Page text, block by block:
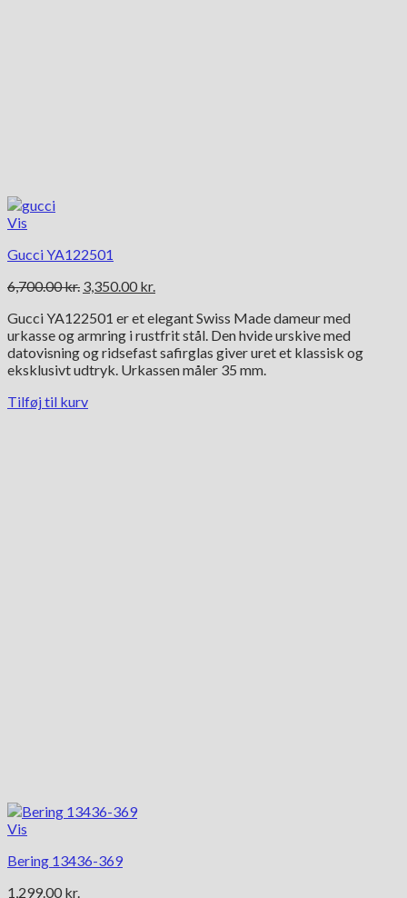
Vis
Gucci YA122501
6,700.00kr. Den
pris
var:
6,700.00 kr..
3,350.00 kr.
pris
er:
3,350.00 kr..
Gucci YA122501 er et elegant Swiss Made dameur med
urkasse og armring i rustfrit stål. Den hvide urskive med
datovisning og ridsefast safirglas giver uret et klassisk og
eksklusivt udtryk. Urkassen måler 35 mm.
Tilføj til kurv
Vis
Bering 13436-369
1,299.00 kr.